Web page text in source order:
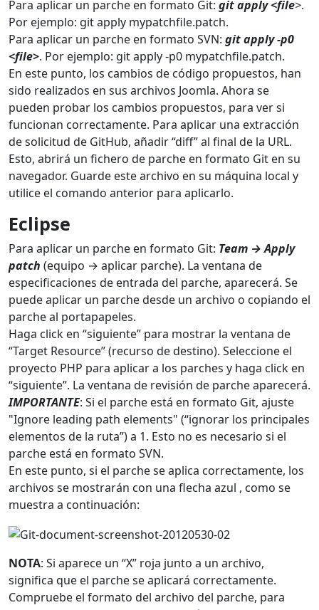
Para aplicar un parche en formato Git: git apply <file>.
Por ejemplo: git apply mypatchfile.patch.
Para aplicar un parche en formato SVN: git apply -p0
<file>. Por ejemplo: git apply -p0 mypatchfile.patch.
En este punto, los cambios de código propuestos, han
sido realizados en sus archivos Joomla. Ahora se
pueden probar los cambios propuestos, para ver si
funcionan correctamente. Para aplicar una extracción
de solicitud de GitHub, añadir “diff” al final de la URL.
Esto, abrirá un fichero de parche en formato Git en su
navegador. Guarde este archivo en su máquina local y
utilice el comando anterior para aplicarlo.
Eclipse
Para aplicar un parche en formato Git: Team → Apply
patch (equipo → aplicar parche). La ventana de
especificaciones de entrada del parche, aparecerá. Se
puede aplicar un parche desde un archivo o copiando el
parche al portapapeles.
Haga click en “siguiente” para mostrar la ventana de
“Target Resource” (recurso de destino). Seleccione el
proyecto PHP para aplicar a los parches y haga click en
“siguiente”. La ventana de revisión de parche aparecerá.
IMPORTANTE: Si el parche está en formato Git, ajuste
"Ignore leading path elements" (“ignorar los principales
elementos de la ruta”) a 1. Esto no es necesario si el
parche está en formato SVN.
En este punto, si el parche se aplica correctamente, los
archivos se mostrarán con una flecha azul , como se
muestra a continuación:
NOTA: Si aparece un “X” roja junto a un archivo,
significa que el parche se aplicará correctamente.
Compruebe el formato del archivo del parche, para